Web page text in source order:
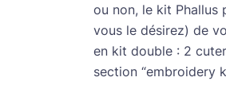
ou non, le kit Phallus
vous le désirez) de
en kit double : 2
section “embroidery